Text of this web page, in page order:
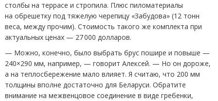
столбы на террасе и стропила. Плюс пиломатериалы
на обрешетку под тяжелую черепицу «Забудова» (12 тонн
веса, между прочим). Стоимость такого же комплекта при
актуальных ценах — 27 000 долларов.
— Можно, конечно, было выбрать брус пошире и повыше —
240×290 мм, например, — говорит Алексей. — Но он дороже,
а на теплосбережение мало влияет. Я считаю, что 200 мм
толщины вполне достаточно для Беларуси. Обратите
внимание на межвенцовое соединение в виде гребенки,